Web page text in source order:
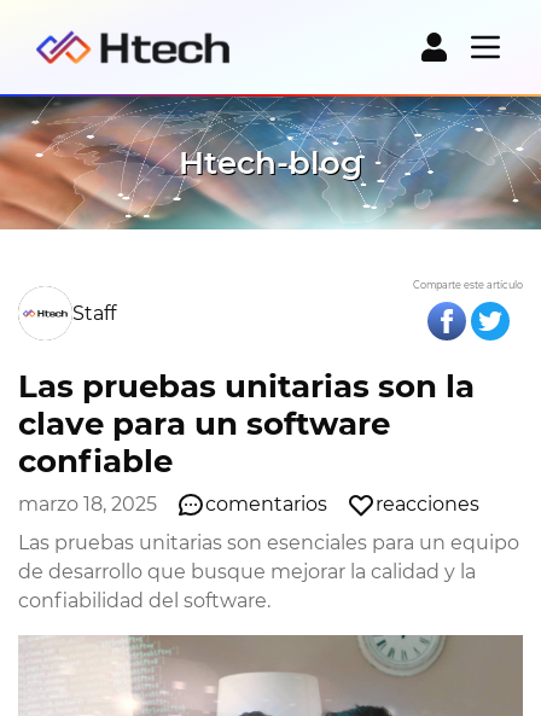
Htech-blog
Staff
Comparte este artículo
Las pruebas unitarias son la
clave para un software
confiable
marzo 18, 2025 comentarios
reacciones
Las pruebas unitarias son esenciales para un equipo
de desarrollo que busque mejorar la calidad y la
confiabilidad del software.